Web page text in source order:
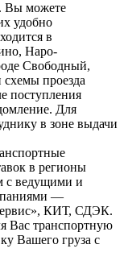
Вы можете
удобно
в
Наро-
Свободный,
проезда
поступления
Для
в зоне выдачи
в регионы
с ведущими и
—
КИТ, СДЭК.
Вас транспортную
Вашего груза с